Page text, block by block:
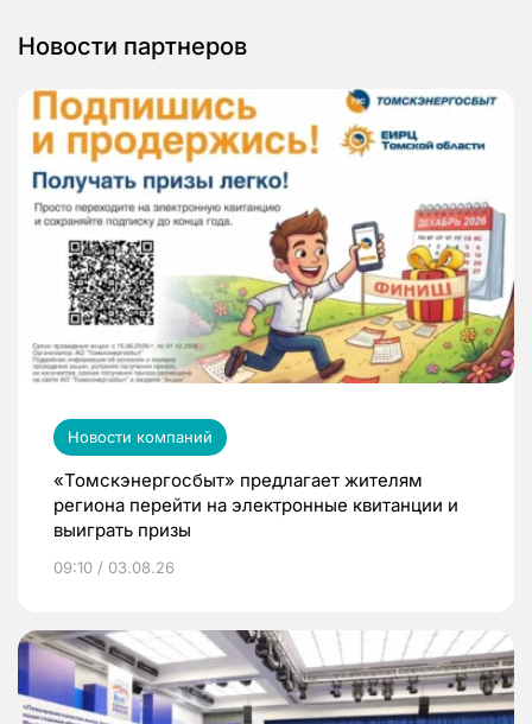
Новости партнеров
Новости компаний
«Томскэнергосбыт» предлагает жителям
региона перейти на электронные квитанции и
выиграть призы
09:10 / 03.08.26